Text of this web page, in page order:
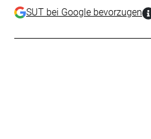
SUT bei Google bevorzugen